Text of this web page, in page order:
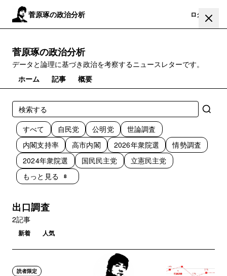
菅原琢の政治分析 ログイン
菅原琢の政治分析
データと論理に基づき政治を考察するニュースレターです。
ホーム
記事 概要
すべて 自民党 公明党
世論調査
内閣支持率
高市内閣 2026年衆院選
情勢調査
2024年衆院選
国民民主党
立憲民主党
もっと見る
8
出口調査
2記事
新着 人気
読者限定